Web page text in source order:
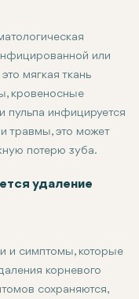
о том, что
оно необходимо,
дает этот
зубов.
или
мягкая ткань
кровеносные
пульпа инфицируется
травмы, это может
потерю зуба.
инфицированную
удаление
и симптомы, которые
корневого
сохраняются,